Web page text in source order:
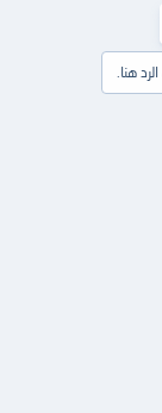
هنا.